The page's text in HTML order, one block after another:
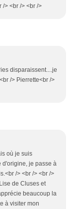
/> <br /> <br />
disparaissent....je
/> Pierrette<br />
où je suis
d'origine, je passe à
/> <br /> <br />
de Cluses et
beaucoup la
à visiter mon